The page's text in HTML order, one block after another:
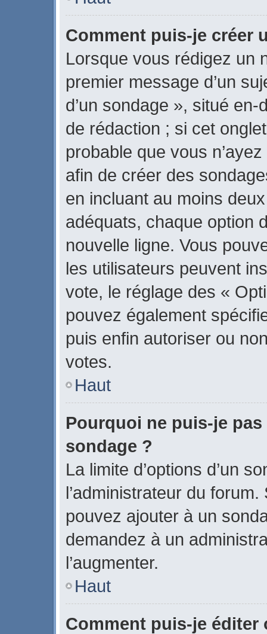
Comment puis-je créer
Lorsque vous rédigez un
premier message d’un
d’un sondage », situé
de rédaction ; si cet
probable que vous
afin de créer des
en incluant au moins
adéquats, chaque option
nouvelle ligne. Vous
les utilisateurs peuvent
vote, le réglage des «
pouvez également
puis enfin autoriser ou
votes.
Haut
Pourquoi ne puis-je
sondage ?
La limite d’options d’un
l’administrateur du
pouvez ajouter à un
demandez à un
l’augmenter.
Haut
Comment puis-je